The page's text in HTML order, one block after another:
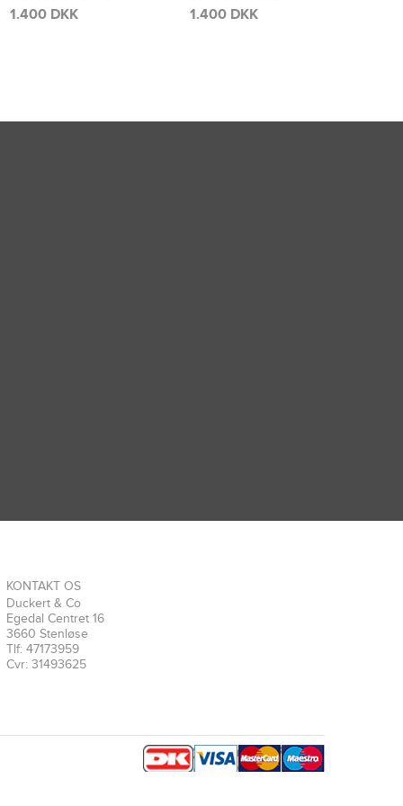
1.400 DKK 1.700 DKK
KONTAKT OS
Duckert & Co
Egedal Centret 16
3660 Stenløse
Tlf: 47173959
Cvr: 31493625